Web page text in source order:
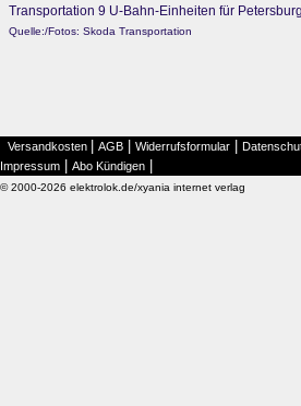
Transportation 9 U-Bahn-Einheiten für
Quelle:/Fotos: Skoda Transportation
Versandkosten AGB Widerrufsformular
Impressum Abo Kündigen
© 2000-2026 elektrolok.de/xyania internet verlag